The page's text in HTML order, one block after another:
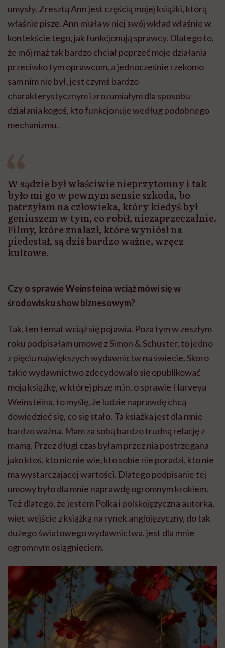
umysły. Zresztą Ann jest częścią mojej książki, którą
właśnie piszę. Ann miała w niej swój wkład właśnie w
kontekście tego, jak funkcjonują sprawcy. Dlatego to,
że mój mąż tak bardzo chciał poprzeć moje działania
przeciwko tym oprawcom, a jednocześnie rzekomo
sam nim nie był, jest czymś bardzo
charakterystycznym i zrozumiałym dla sposobu
działania kogoś, kto funkcjonuje według podobnego
mechanizmu.
W sądzie był właściwie nieprzytomny i tak
było mi go w pewnym sensie szkoda, bo
patrzyłam na człowieka, który kiedyś był
geniuszem w tym, co robił, niezaprzeczalnie.
Filmy, które znalazł, które wyniósł na
piedestał, są dziś bardzo ważne, wręcz
kultowe.
Czy o sprawie Weinsteina wciąż mówi się w
środowisku show biznesowym?
Tak, ten temat wciąż się pojawia. Poza tym w zeszłym
roku podpisałam umowę z Simon & Schuster, to jedno
z pięciu największych wydawnictw na świecie. Skoro
takie wydawnictwo zdecydowało się opublikować
moją książkę, w której piszę m.in. o sprawie Harveya
Weinsteina, to myślę, że ludzie naprawdę chcą
dowiedzieć się, co się stało. Ta książka jest dla mnie
bardzo ważna. Mam za sobą bardzo trudną relację z
mamą. Przez długi czas byłam przez nią postrzegana
jako ktoś, kto nic nie wie, kto sobie nie poradzi, kto nie
ma wystarczającej wartości. Dlatego podpisanie tej
umowy było dla mnie naprawdę ogromnym krokiem.
Też dlatego, że jestem Polką i polskojęzyczną autorką,
więc wejście z książką na rynek anglojęzyczny, do tak
dużego światowego wydawnictwa, jest dla mnie
ogromnym osiągnięciem.